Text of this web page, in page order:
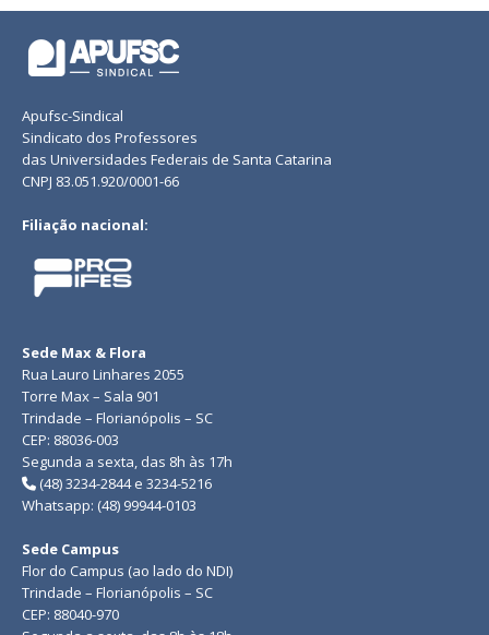
Apufsc-Sindical
Sindicato dos Professores
das Universidades Federais de Santa Catarina
CNPJ 83.051.920/0001-66
Filiação nacional:
Sede Max & Flora
Rua Lauro Linhares 2055
Torre Max – Sala 901
Trindade – Florianópolis – SC
CEP: 88036-003
Segunda a sexta, das 8h às 17h
(48) 3234-2844 e 3234-5216
Whatsapp: (48) 99944-0103
Sede Campus
Flor do Campus (ao lado do NDI)
Trindade – Florianópolis – SC
CEP: 88040-970